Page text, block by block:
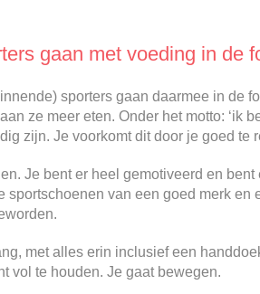
gaan met voeding in de
sporters gaan daarmee in de
ze meer eten. Onder het motto: ‘ik
zijn. Je voorkomt dit door je goed te
Je bent er heel gemotiveerd en
sportschoenen van een goed merk
met alles erin inclusief een
vol te houden. Je gaat bewegen.